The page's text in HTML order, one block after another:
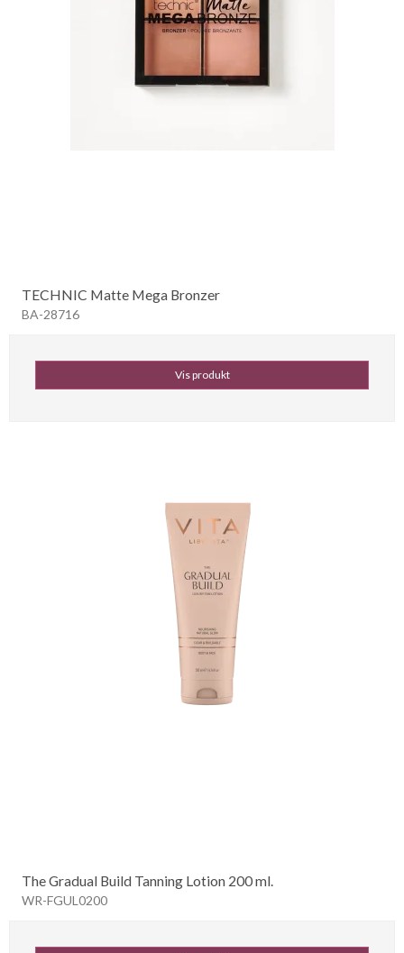
TECHNIC Matte Mega Bronzer
BA-28716
Vis produkt
The Gradual Build Tanning Lotion 200 ml.
WR-FGUL0200